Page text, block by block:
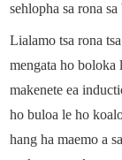
sehlopha sa rona
Lialamo tsa rona
mengata ho boloka
makenete ea
ho buloa le ho
hang ha maemo a